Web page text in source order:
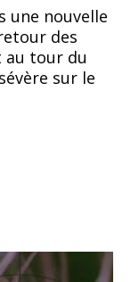
une nouvelle
des
au tour du
sur le